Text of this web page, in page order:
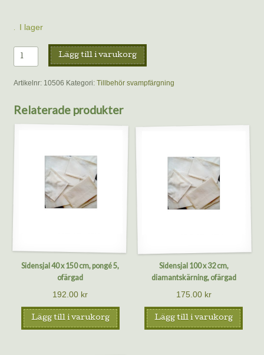
I lager
Tvålflingor
150g
mängd
Lägg till i varukorg
Artikelnr: 10506 Kategori: Tillbehör svampfärgning
Relaterade produkter
Sidensjal 40 x 150 cm, pongé 5,
ofärgad
192.00 kr
Lägg till i varukorg
Sidensjal 100 x 32 cm,
diamantskärning, ofärgad
175.00 kr
Lägg till i varukorg